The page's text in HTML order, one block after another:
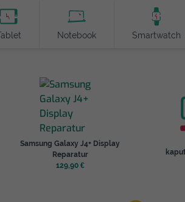
Tablet Notebook Smartwatch
Samsung Galaxy J4+ Display
Reparatur
129,90 €